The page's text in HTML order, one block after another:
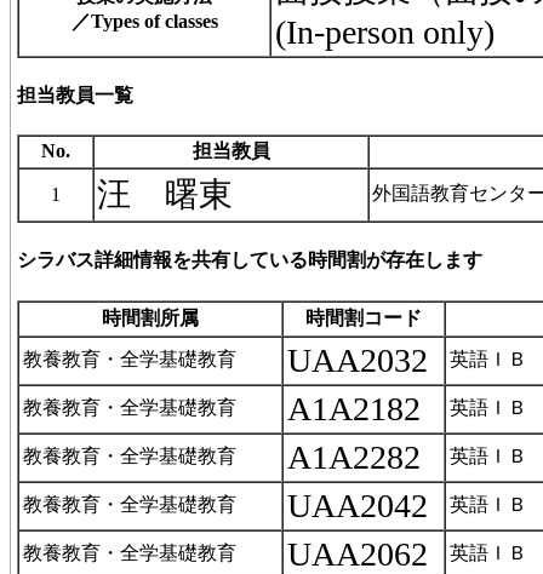
／Types of classes
(In-person only)
担当教員一覧
No. 担当教員
1 汪 曙東 外国語教育センタ
シラバス詳細情報を共有している時間割が存在します
時間割所属
時間割コード
教養教育・全学基礎教育
UAA2032 英語ＩＢ
教養教育・全学基礎教育 A1A2182 英語ＩＢ
教養教育・全学基礎教育 A1A2282 英語ＩＢ
教養教育・全学基礎教育 UAA2042 英語ＩＢ
教養教育・全学基礎教育 UAA2062 英語ＩＢ